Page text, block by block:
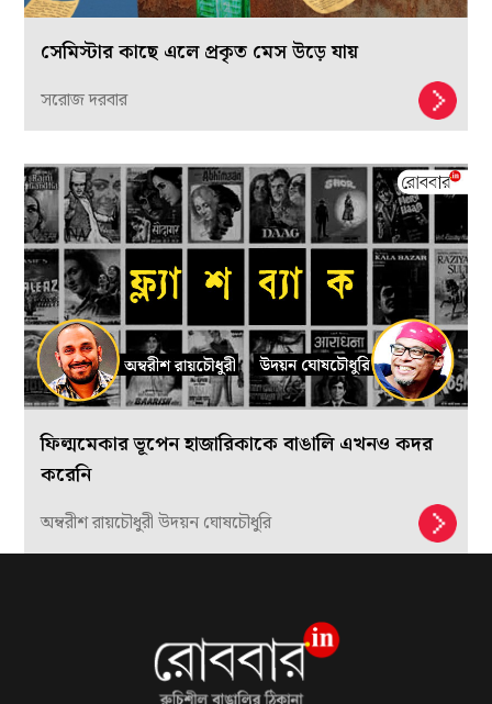
সেমিস্টার কাছে এলে প্রকৃত মেস উড়ে যায়
সরোজ দরবার
ফিল্মমেকার ভূপেন হাজারিকাকে বাঙালি এখনও কদর
করেনি
অম্বরীশ রায়চৌধুরী উদয়ন ঘোষচৌধুরি